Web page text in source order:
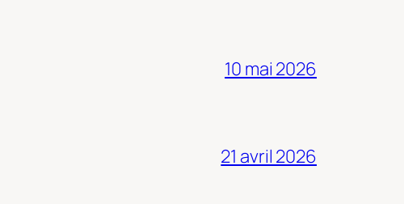
10 mai 2026
21 avril 2026